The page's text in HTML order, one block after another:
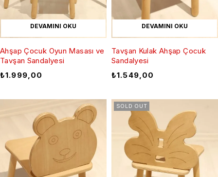
DEVAMINI OKU
Ahşap Çocuk Oyun Masası ve
Tavşan Sandalyesi
₺1.999,00
DEVAMINI OKU
Tavşan Kulak Ahşap Çocuk
Sandalyesi
₺1.549,00
SOLD OUT